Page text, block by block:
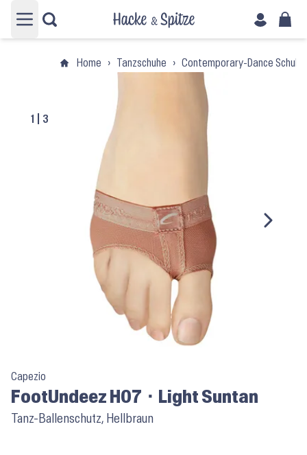
Hauptmenü öffnen
Home › Tanzschuhe › Contemporary-Dance Schuhe
1 3
Capezio
FootUndeez H07 ⬝ Light Suntan
Tanz-Ballenschutz, Hellbraun